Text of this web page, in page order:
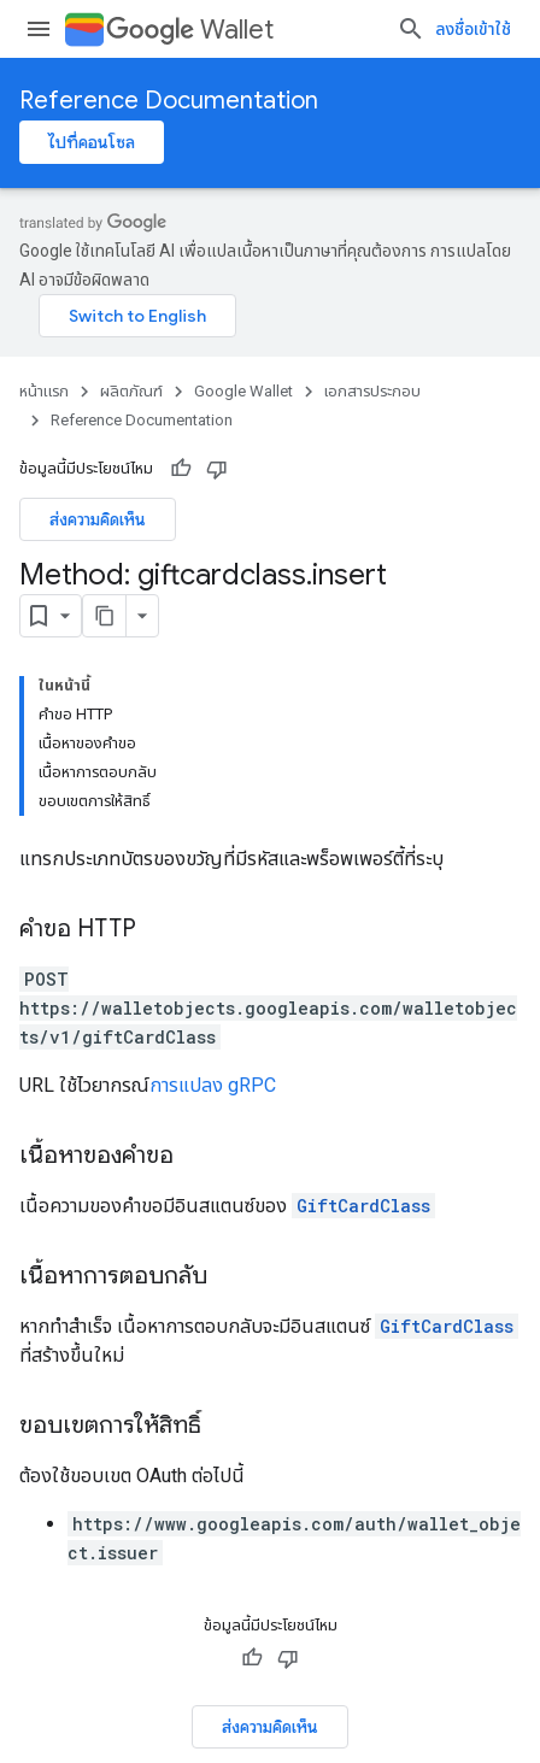
Wallet ลงชื่อเข้าใช้
Reference Documentation
ไปที่คอนโซล
Google ใช้เทคโนโลยี AI เพื่อแปลเนื้อหาเป็นภาษาที่คุณต้องการ การแปลโดย
AI อาจมีข้อผิดพลาด
หน้าแรก ผลิตภัณฑ์ Google Wallet
เอกสารประกอบ
Reference Documentation
ข้อมูลนี้มีประโยชน์ไหม
ส่งความคิดเห็น
Method: giftcardclass.insert
ในหน้านี้
คำขอ HTTP
เนื้อหาของคำขอ
เนื้อหาการตอบกลับ
ขอบเขตการให้สิทธิ์
แทรกประเภทบัตรของขวัญที่มีรหัสและพร็อพเพอร์ตี้ที่ระบุ
คำขอ HTTP
POST
https://walletobjects.googleapis.com/walletobjec
ts/v1/giftCardClass
URL ใช้ไวยากรณ์การแปลง gRPC
เนื้อหาของคำขอ
เนื้อความของคำขอมีอินสแตนซ์ของ GiftCardClass
เนื้อหาการตอบกลับ
หากทำสำเร็จ เนื้อหาการตอบกลับจะมีอินสแตนซ์ GiftCardClass
ที่สร้างขึ้นใหม่
ขอบเขตการให้สิทธิ์
ต้องใช้ขอบเขต OAuth ต่อไปนี้
https://www.googleapis.com/auth/wallet_obje
ct.issuer
ข้อมูลนี้มีประโยชน์ไหม
ส่งความคิดเห็น